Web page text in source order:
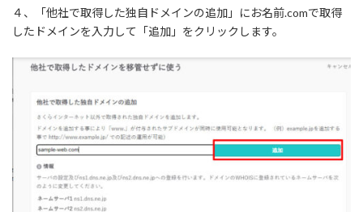
４、「他社で取得した独自ドメインの追加 」にお名前.comで取得
したドメインを入力して「追加」をクリックします。